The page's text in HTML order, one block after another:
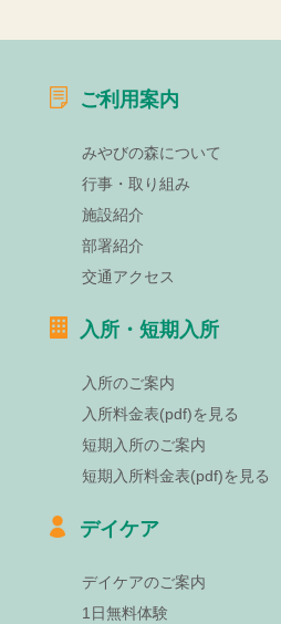
ご利用案内
みやびの森について
行事・取り組み
施設紹介
部署紹介
交通アクセス
入所・短期入所
入所のご案内
入所料金表(pdf)を見る
短期入所のご案内
短期入所料金表(pdf)を見る
デイケア
デイケアのご案内
1日無料体験